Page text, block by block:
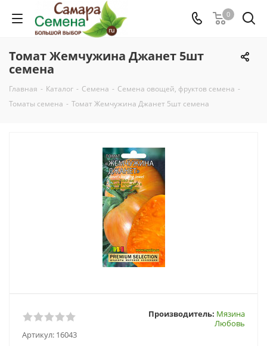
0
Томат Жемчужина Джанет 5шт
семена
Главная - Каталог - Семена - Семена овощей, фруктов семена -
Томаты семена - Томат Жемчужина Джанет 5шт семена
Артикул: 16043
Производитель: Мязина
Любовь